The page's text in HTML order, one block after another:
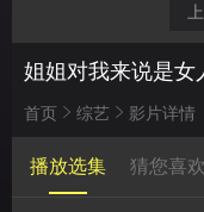
姐姐对我来说是女
首页 综艺 影片详情
播放选集 猜您喜欢